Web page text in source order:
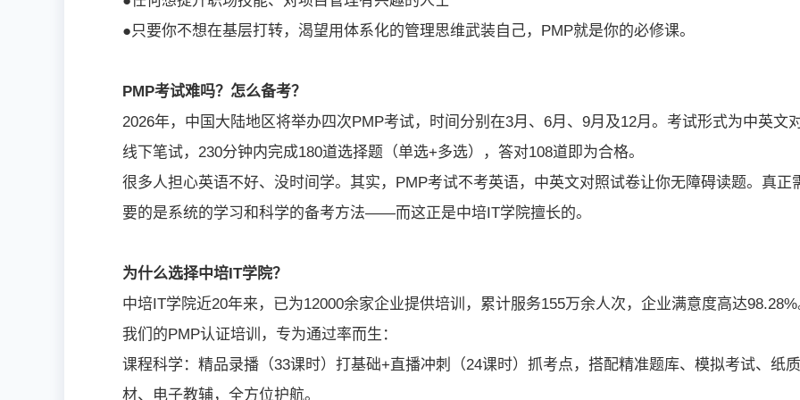
●只要你不想在基层打转，渴望用体系化的管理思维武装自己，PMP就是你的必修课。
PMP考试难吗？怎么备考？
2026年，中国大陆地区将举办四次PMP考试，时间分别在3月、6月、9月及12月。考试形式为中英文
线下笔试，230分钟内完成180道选择题（单选+多选），答对108道即为合格。
很多人担心英语不好、没时间学。其实，PMP考试不考英语，中英文对照试卷让你无障碍读题。真正
要的是系统的学习和科学的备考方法——而这正是中培IT学院擅长的。
为什么选择中培IT学院？
中培IT学院近20年来，已为12000余家企业提供培训，累计服务155万余人次，企业满意度高达98.28%
我们的PMP认证培训，专为通过率而生：
课程科学：精品录播（33课时）打基础+直播冲刺（24课时）抓考点，搭配精准题库、模拟考试、纸
材、电子教辅，全方位护航。